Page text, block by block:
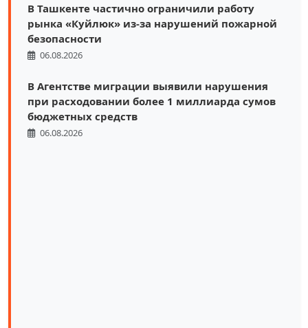
В Ташкенте частично ограничили работу
рынка «Куйлюк» из-за нарушений пожарной
безопасности
06.08.2026
В Агентстве миграции выявили нарушения
при расходовании более 1 миллиарда сумов
бюджетных средств
06.08.2026